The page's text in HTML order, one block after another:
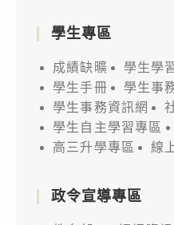
學生專區
成績缺曠
學生學
學生手冊
學生事
學生事務資訊網
學生自主學習專區
高三升學專區
線
政令宣導專區